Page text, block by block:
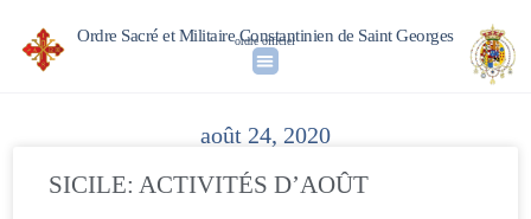
Ordre Sacré et Militaire Constantinien de Saint Georges
ordre officiel
août 24, 2020
SICILE: ACTIVITÉS D’AOÛT